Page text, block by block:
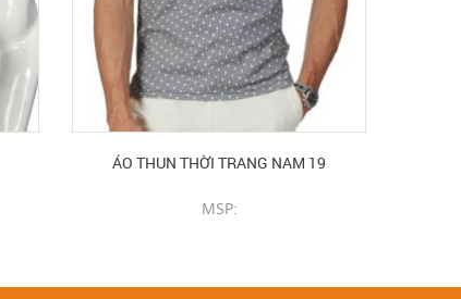
ÁO THUN THỜI TRANG NAM 19
MSP: